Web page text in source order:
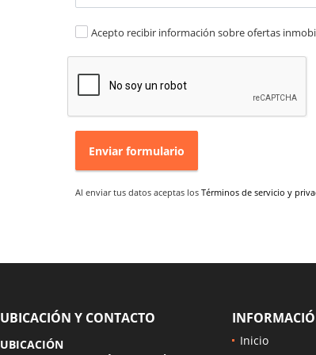
Acepto recibir información sobre ofertas
Enviar formulario
Al enviar tus datos aceptas los Términos de servicio y
UBICACIÓN Y CONTACTO
UBICACIÓN
Inicio